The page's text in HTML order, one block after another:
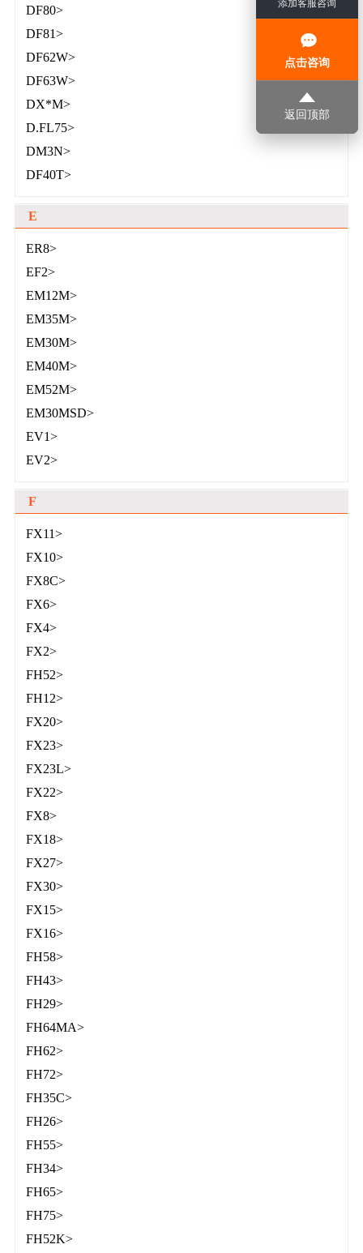
添加客服咨询
点击咨询
返回顶部
DF80>
DF81>
DF62W>
DF63W>
DX*M>
D.FL75>
DM3N>
DF40T>
E
ER8>
EF2>
EM12M>
EM35M>
EM30M>
EM40M>
EM52M>
EM30MSD>
EV1>
EV2>
F
FX11>
FX10>
FX8C>
FX6>
FX4>
FX2>
FH52>
FH12>
FX20>
FX23>
FX23L>
FX22>
FX8>
FX18>
FX27>
FX30>
FX15>
FX16>
FH58>
FH43>
FH29>
FH64MA>
FH62>
FH72>
FH35C>
FH26>
FH55>
FH34>
FH65>
FH75>
FH52K>